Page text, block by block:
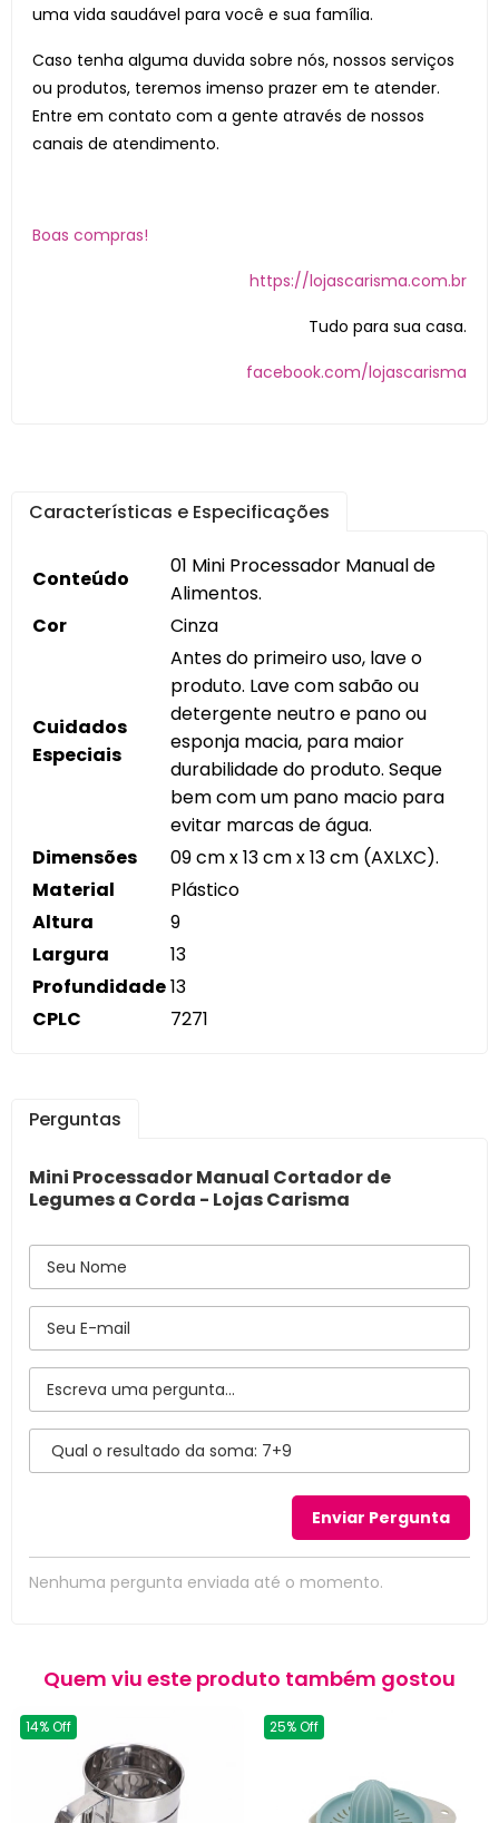
uma vida saudável para você e sua família.
Caso tenha alguma duvida sobre nós, nossos serviços
ou produtos, teremos imenso prazer em te atender.
Entre em contato com a gente através de nossos
canais de atendimento.
Boas compras!
https://lojascarisma.com.br
Tudo para sua casa.
facebook.com/lojascarisma
Características e Especificações
Conteúdo
01 Mini Processador Manual de
Alimentos.
Cor
Cinza
Cuidados
Especiais
Antes do primeiro uso, lave o
produto. Lave com sabão ou
detergente neutro e pano ou
esponja macia, para maior
durabilidade do produto. Seque
bem com um pano macio para
evitar marcas de água.
Dimensões
09 cm x 13 cm x 13 cm (AXLXC).
Material
Plástico
Altura
9
Largura
13
Profundidade13
CPLC
7271
Perguntas
Mini Processador Manual Cortador de
Legumes a Corda - Lojas Carisma
Nenhuma pergunta enviada até o momento.
Quem viu este produto também gostou
14% Off 25% Off